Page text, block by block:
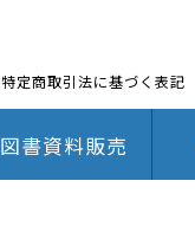
特定商取引法に基づく表記
図書資料販売